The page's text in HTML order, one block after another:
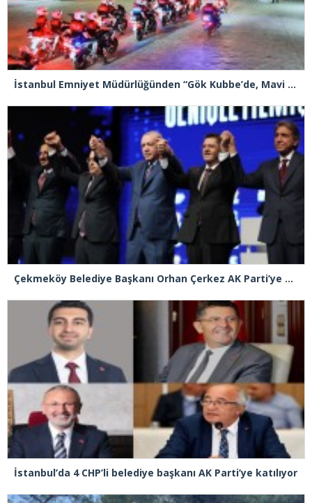
İstanbul Emniyet Müdürlüğünden “Gök Kubbe’de, Mavi Vatan’da, Şanlı Topraklarda: İstanbul Emniyeti Her Yerde” paylaşımı
Çekmeköy Belediye Başkanı Orhan Çerkez AK Parti’ye katıldı
İstanbul’da 4 CHP’li belediye başkanı AK Parti’ye katılıyor